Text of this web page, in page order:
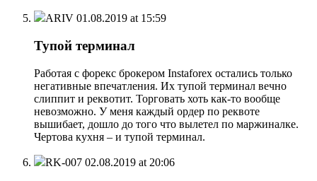
ARIV 01.08.2019 at 15:59
Тупой терминал
Работая с форекс брокером Instaforex остались только
негативные впечатления. Их тупой терминал вечно
слиппит и реквотит. Торговать хоть как-то вообще
невозможно. У меня каждый ордер по реквоте
вышибает, дошло до того что вылетел по маржиналке.
Чертова кухня – и тупой терминал.
RK-007 02.08.2019 at 20:06